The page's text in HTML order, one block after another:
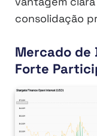
consolidação
Mercado de
Forte